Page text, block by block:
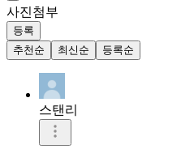
사진첨부
등록
추천순
최신순 등록순
스탠리